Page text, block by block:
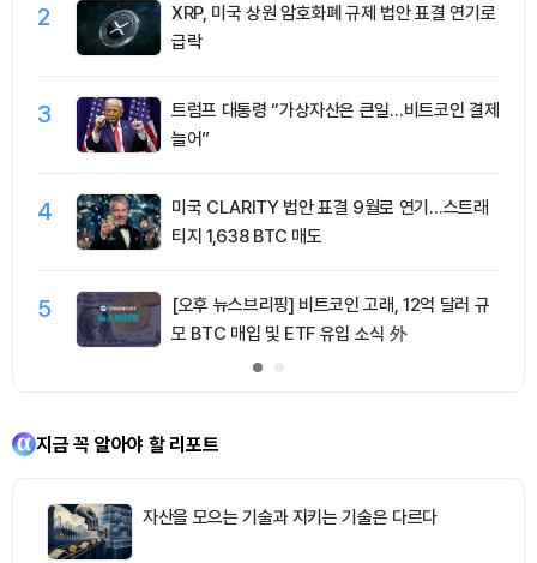
2
XRP, 미국 상원 암호화폐 규제 법안 표결 연기로
급락
3
트럼프 대통령 “가상자산은 큰일…비트코인 결제
늘어”
4
미국 CLARITY 법안 표결 9월로 연기…스트래
티지 1,638 BTC 매도
5
[오후 뉴스브리핑] 비트코인 고래, 12억 달러 규
모 BTC 매입 및 ETF 유입 소식 外
지금 꼭 알아야 할 리포트
자산을 모으는 기술과 지키는 기술은 다르다